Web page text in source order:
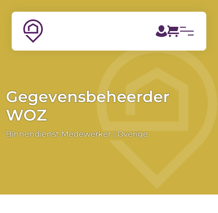
Gegevensbeheerder
WOZ
Binnendienst Medewerker Overige